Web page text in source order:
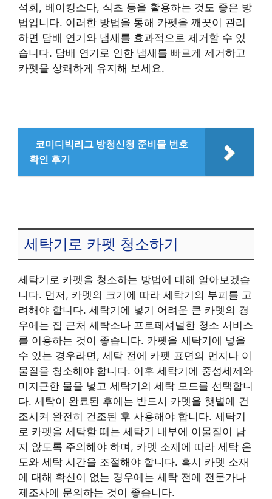
석회, 베이킹소다, 식초 등을 활용하는 것도 좋은 방
법입니다. 이러한 방법을 통해 카펫을 깨끗이 관리
하면 담배 연기와 냄새를 효과적으로 제거할 수 있
습니다. 담배 연기로 인한 냄새를 빠르게 제거하고
카펫을 상쾌하게 유지해 보세요.
코미디빅리그 방청신청 준비물 번호
확인 후기
세탁기로 카펫 청소하기
세탁기로 카펫을 청소하는 방법에 대해 알아보겠습
니다. 먼저, 카펫의 크기에 따라 세탁기의 부피를 고
려해야 합니다. 세탁기에 넣기 어려운 큰 카펫의 경
우에는 집 근처 세탁소나 프로페셔널한 청소 서비스
를 이용하는 것이 좋습니다. 카펫을 세탁기에 넣을
수 있는 경우라면, 세탁 전에 카펫 표면의 먼지나 이
물질을 청소해야 합니다. 이후 세탁기에 중성세제와
미지근한 물을 넣고 세탁기의 세탁 모드를 선택합니
다. 세탁이 완료된 후에는 반드시 카펫을 햇볕에 건
조시켜 완전히 건조된 후 사용해야 합니다. 세탁기
로 카펫을 세탁할 때는 세탁기 내부에 이물질이 남
지 않도록 주의해야 하며, 카펫 소재에 따라 세탁 온
도와 세탁 시간을 조절해야 합니다. 혹시 카펫 소재
에 대해 확신이 없는 경우에는 세탁 전에 전문가나
제조사에 문의하는 것이 좋습니다.